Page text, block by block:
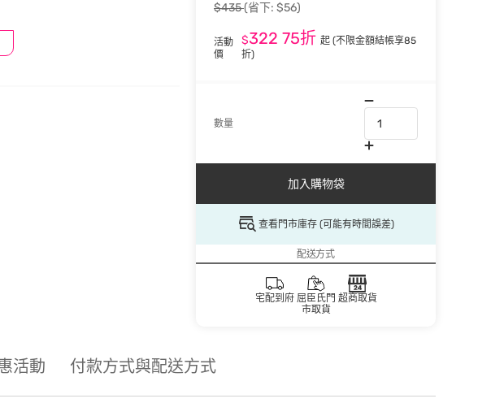
$435(省下: $56)
活動
價
$322 75折 起 (不限金額結帳享85
折)
數量
加入購物袋
查看門市庫存 (可能有時間誤差)
配送方式
宅配到府 屈臣氏門
市取貨
超商取貨
活動 付款方式與配送方式